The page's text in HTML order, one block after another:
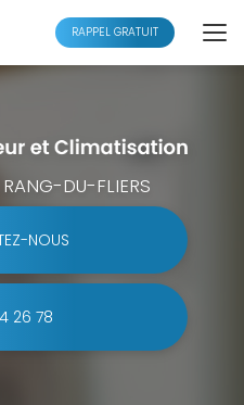
RAPPEL GRATUIT
DU-FLIERS
NOUS
26 78